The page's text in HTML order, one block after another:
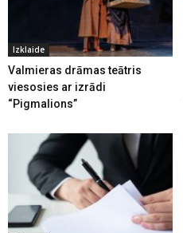
Izklaide
Valmieras drāmas teātris
viesosies ar izrādi
“Pigmalions”